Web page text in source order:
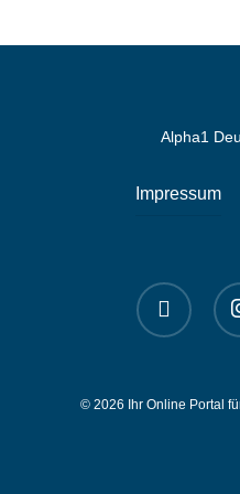
Alpha1
Impressum
linkedin
© 2026 Ihr Online Portal